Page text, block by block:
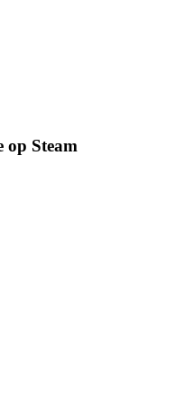
op Steam